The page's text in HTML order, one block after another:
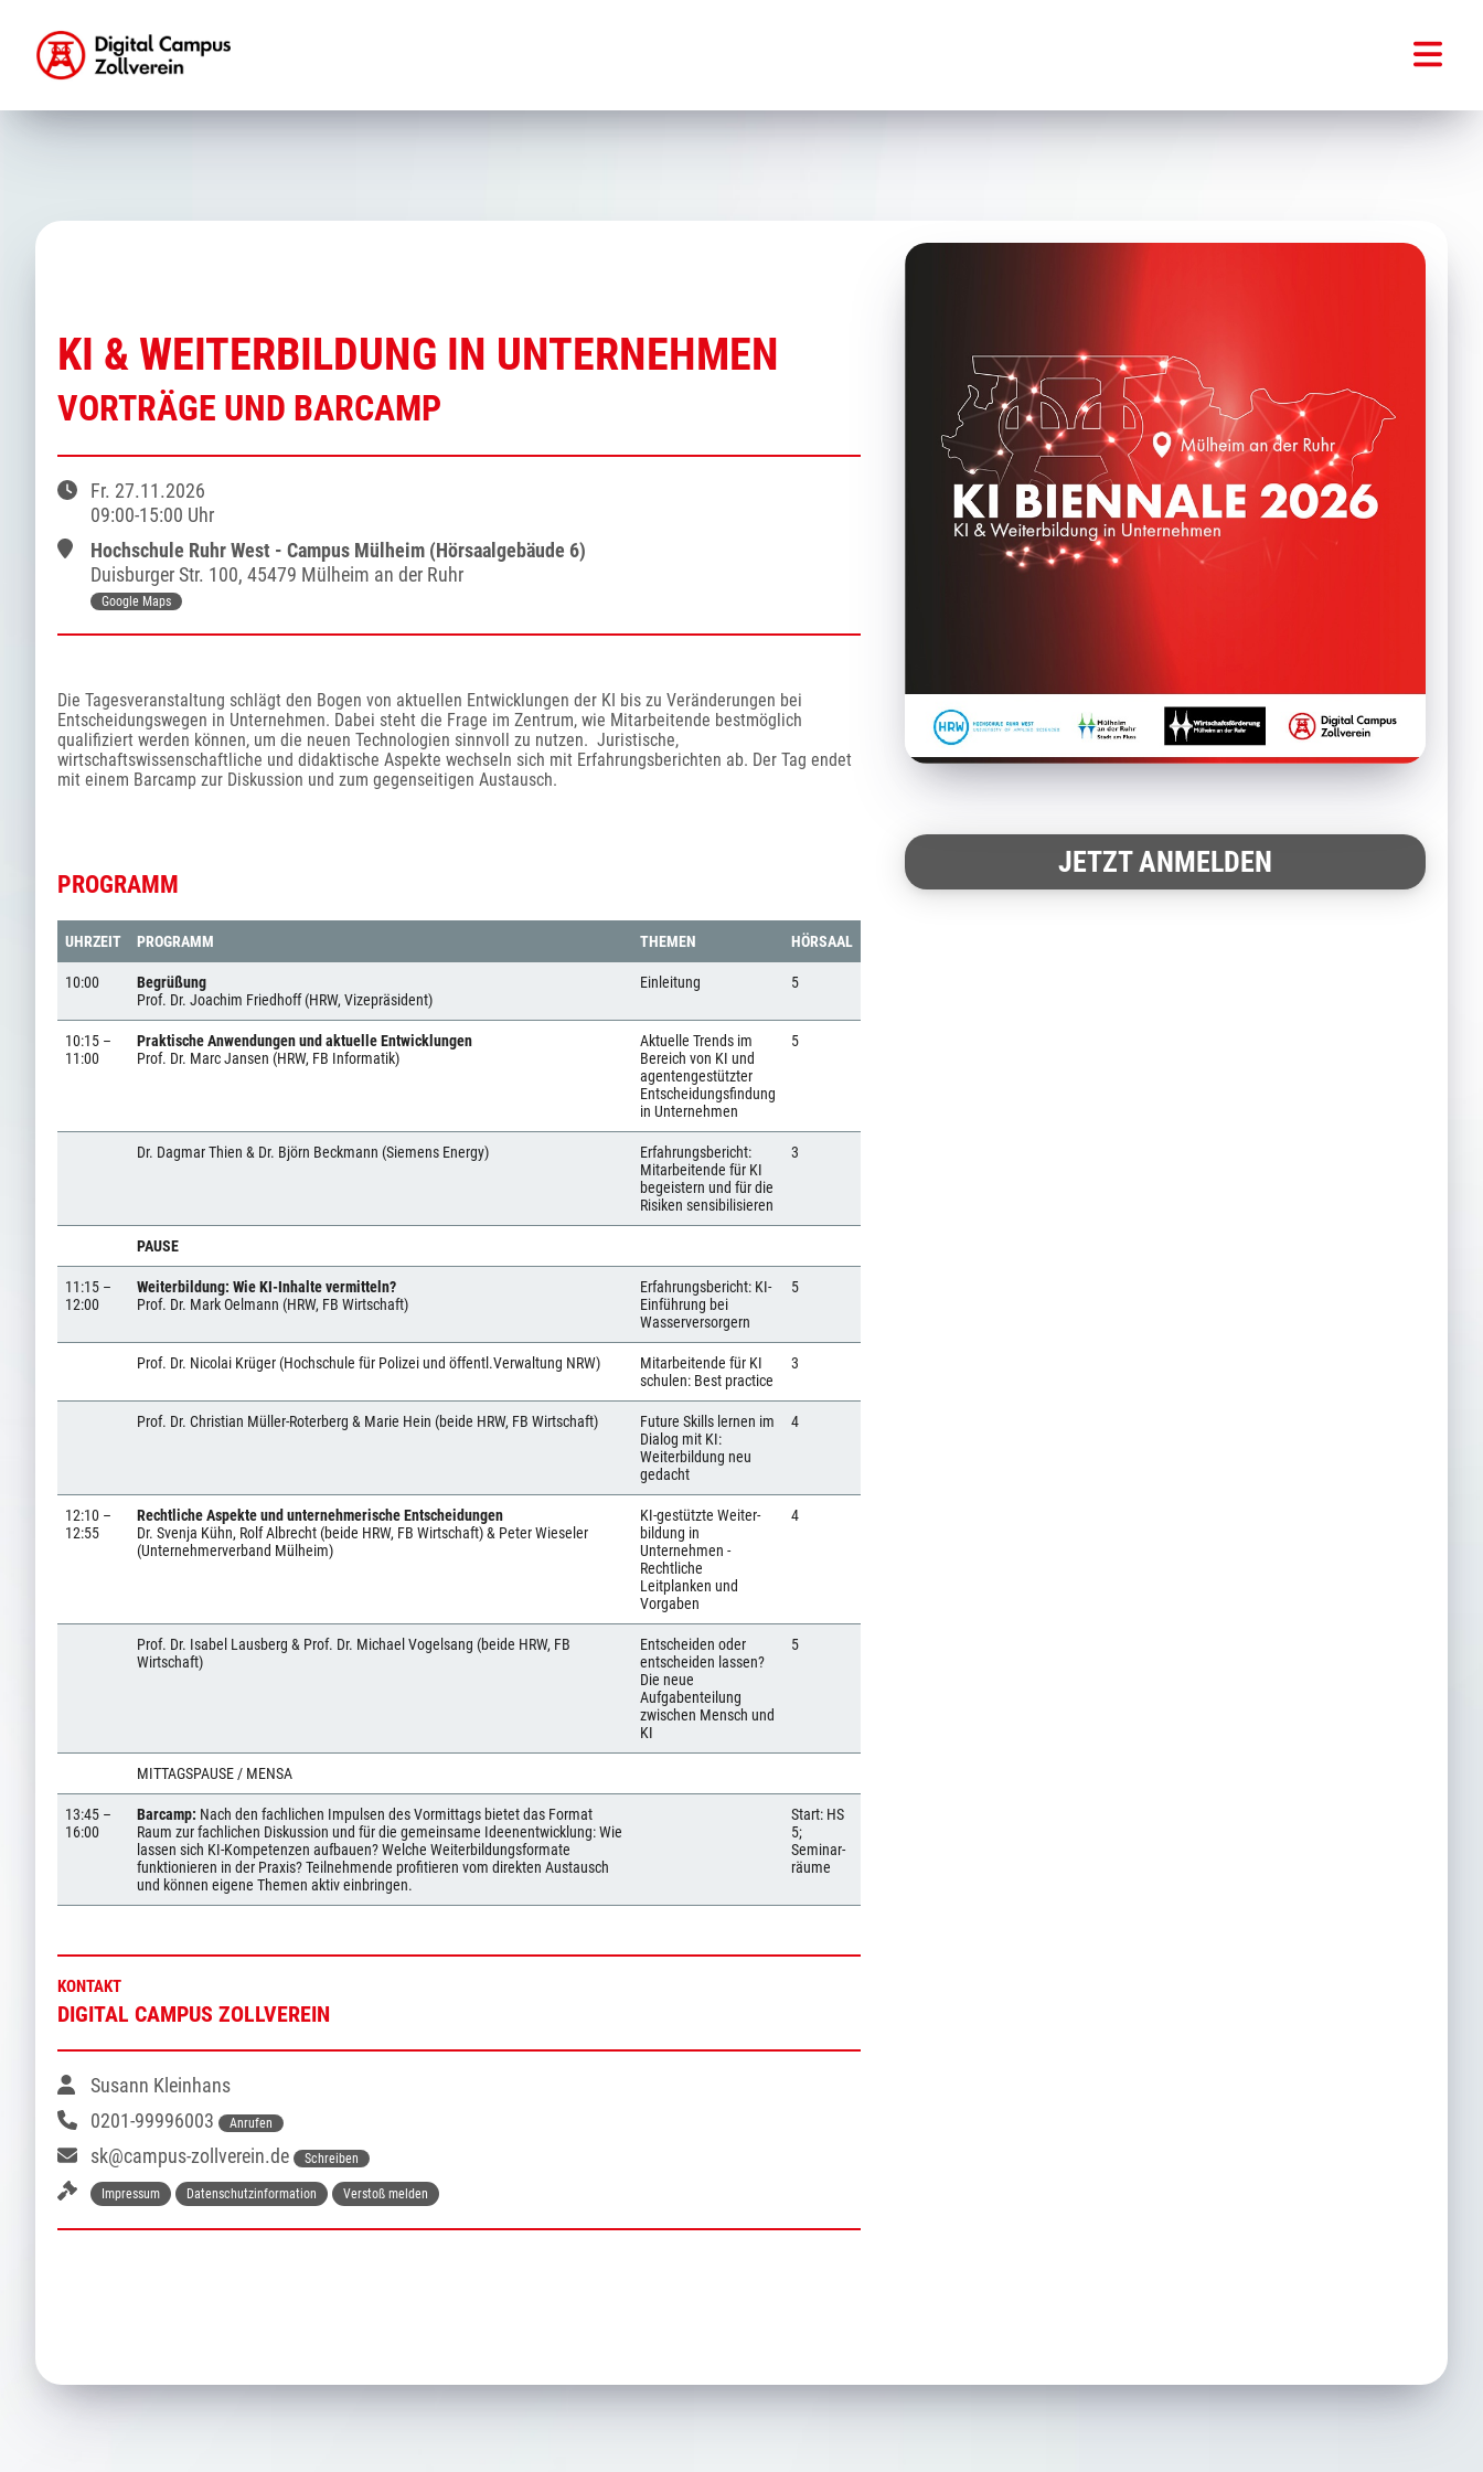
KI & WEITERBILDUNG IN UNTERNEHMEN
VORTRÄGE UND BARCAMP
Fr. 27.11.2026
09:00-15:00 Uhr
Hochschule Ruhr West - Campus Mülheim (Hörsaalgebäude 6)
Duisburger Str. 100, 45479 Mülheim an der Ruhr
Google Maps
Die Tagesveranstaltung schlägt den Bogen von aktuellen Entwicklungen der KI bis zu Veränderungen bei
Entscheidungswegen in Unternehmen. Dabei steht die Frage im Zentrum, wie Mitarbeitende bestmöglich
qualifiziert werden können, um die neuen Technologien sinnvoll zu nutzen.  Juristische,
wirtschaftswissenschaftliche und didaktische Aspekte wechseln sich mit Erfahrungsberichten ab. Der Tag endet
mit einem Barcamp zur Diskussion und zum gegenseitigen Austausch.
PROGRAMM
UHRZEIT PROGRAMM THEMEN HÖRSAAL
10:00
Begrüßung
Prof. Dr. Joachim Friedhoff (HRW, Vizepräsident)
Einleitung 5
10:15 –
11:00
Praktische Anwendungen und aktuelle Entwicklungen
Prof. Dr. Marc Jansen (HRW, FB Informatik)
Aktuelle Trends im
Bereich von KI und
agentengestützter
Entscheidungsfindung
in Unternehmen
5
Dr. Dagmar Thien & Dr. Björn Beckmann (Siemens Energy)
Erfahrungsbericht:
Mitarbeitende für KI
begeistern und für die
Risiken sensibilisieren
3
PAUSE
11:15 –
12:00
Weiterbildung: Wie KI-Inhalte vermitteln?
Prof. Dr. Mark Oelmann (HRW, FB Wirtschaft)
Erfahrungsbericht: KI-
Einführung bei
Wasserversorgern
5
Prof. Dr. Nicolai Krüger (Hochschule für Polizei und öffentl.Verwaltung NRW)
Mitarbeitende für KI
schulen: Best practice
3
Prof. Dr. Christian Müller-Roterberg & Marie Hein (beide HRW, FB Wirtschaft)
Future Skills lernen im
Dialog mit KI:
Weiterbildung neu
gedacht
4
12:10 –
12:55
Rechtliche Aspekte und unternehmerische Entscheidungen
Dr. Svenja Kühn, Rolf Albrecht (beide HRW, FB Wirtschaft) & Peter Wieseler
(Unternehmerverband Mülheim)
KI-gestützte Weiter-
bildung in
Unternehmen -
Rechtliche
Leitplanken und
Vorgaben
4
Prof. Dr. Isabel Lausberg & Prof. Dr. Michael Vogelsang (beide HRW, FB
Wirtschaft)
Entscheiden oder
entscheiden lassen?
Die neue
Aufgabenteilung
zwischen Mensch und
KI
5
MITTAGSPAUSE / MENSA
13:45 –
16:00
Barcamp: Nach den fachlichen Impulsen des Vormittags bietet das Format
Raum zur fachlichen Diskussion und für die gemeinsame Ideenentwicklung: Wie
lassen sich KI-Kompetenzen aufbauen? Welche Weiterbildungsformate
funktionieren in der Praxis? Teilnehmende profitieren vom direkten Austausch
und können eigene Themen aktiv einbringen.
Start: HS
5;
Seminar-
räume
KONTAKT
DIGITAL CAMPUS ZOLLVEREIN
Susann Kleinhans
0201-99996003
Anrufen
sk@campus-zollverein.de Schreiben
Impressum Datenschutzinformation Verstoß melden
JETZT ANMELDEN